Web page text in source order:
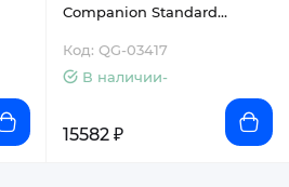
Companion Standard
Код: QG-03417
В наличии-
15582 ₽